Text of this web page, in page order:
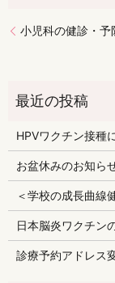
小児科の健診・予
HPVワクチン接種
お盆休みのお知ら
＜学校の成長曲線
日本脳炎ワクチン
診療予約アドレス